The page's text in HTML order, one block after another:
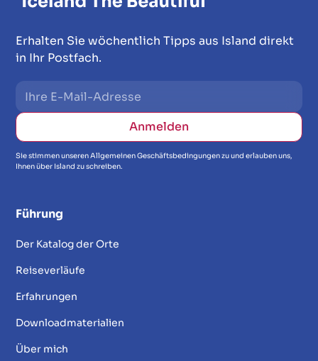
Erhalten Sie wöchentlich Tipps aus Island direkt
in Ihr Postfach.
Sie stimmen unseren Allgemeinen Geschäftsbedingungen zu und erlauben uns,
Ihnen über Island zu schreiben.
Führung
Der Katalog der Orte
Reiseverläufe
Erfahrungen
Downloadmaterialien
Über mich